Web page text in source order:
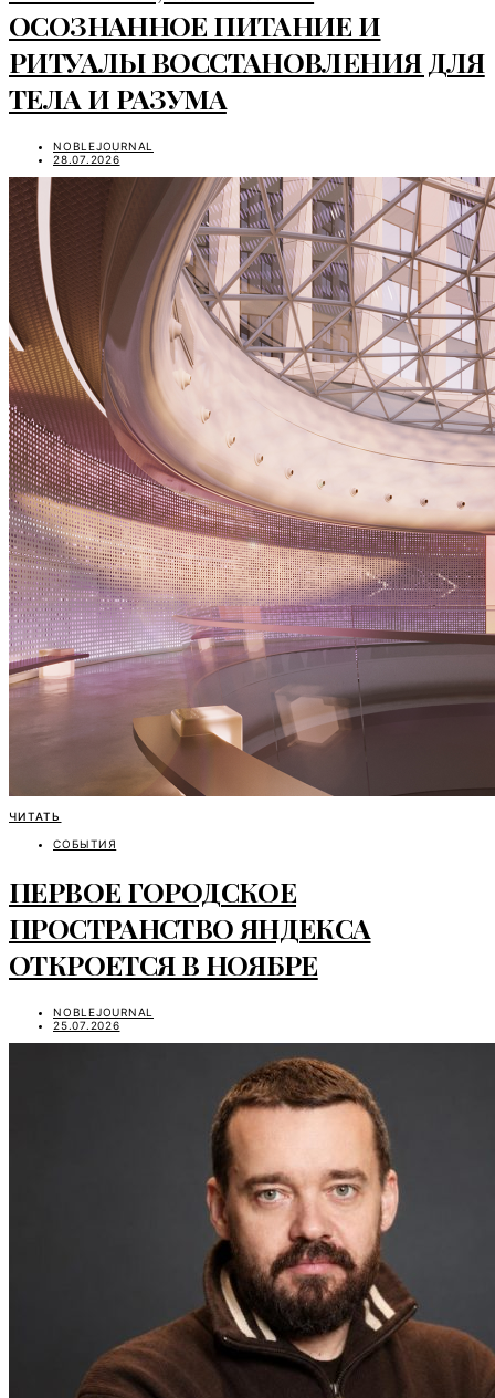
ОСОЗНАННОЕ ПИТАНИЕ И
РИТУАЛЫ ВОССТАНОВЛЕНИЯ ДЛЯ
ТЕЛА И РАЗУМА
NOBLEJOURNAL
28.07.2026
ЧИТАТЬ
СОБЫТИЯ
ПЕРВОЕ ГОРОДСКОЕ
ПРОСТРАНСТВО ЯНДЕКСА
ОТКРОЕТСЯ В НОЯБРЕ
NOBLEJOURNAL
25.07.2026